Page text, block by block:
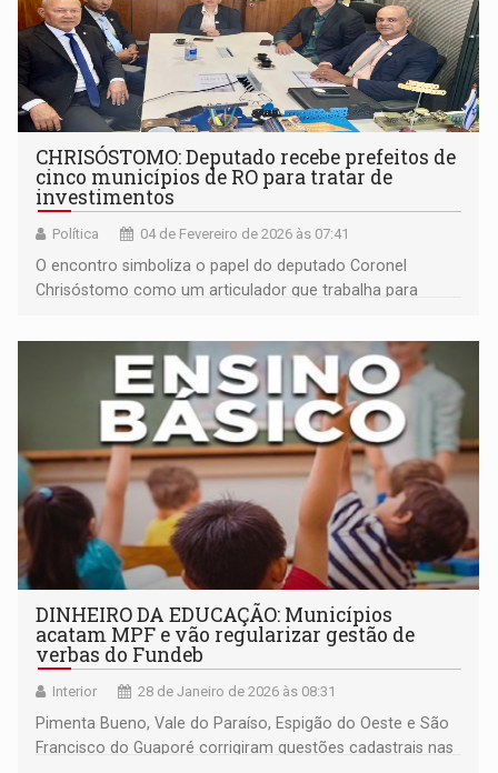
CHRISÓSTOMO: Deputado recebe prefeitos de
cinco municípios de RO para tratar de
investimentos
Política 04 de Fevereiro de 2026 às 07:41
O encontro simboliza o papel do deputado Coronel
Chrisóstomo como um articulador que trabalha para
Federal
DINHEIRO DA EDUCAÇÃO: Municípios
acatam MPF e vão regularizar gestão de
verbas do Fundeb
Interior 28 de Janeiro de 2026 às 08:31
Pimenta Bueno, Vale do Paraíso, Espigão do Oeste e São
Francisco do Guaporé corrigiram questões cadastrais nas